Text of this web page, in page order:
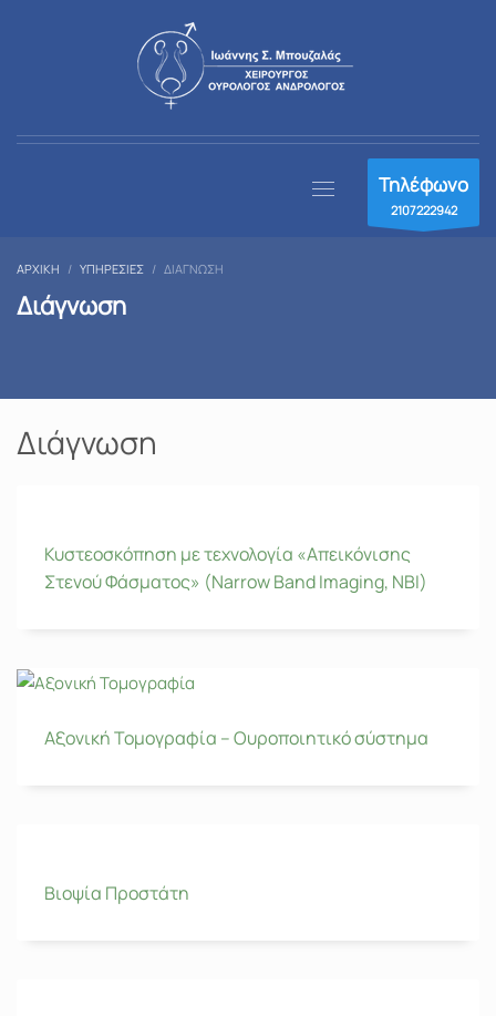
Τηλέφωνο
2107222942
ΑΡΧΙΚΉ ΥΠΗΡΕΣΊΕΣ ΔΙΆΓΝΩΣΗ
Διάγνωση
Διάγνωση
Κυστεοσκόπηση με τεχνολογία «Απεικόνισης
Στενού Φάσματος» (Narrow Band Imaging, NBI)
Αξονική Τομογραφία – Ουροποιητικό σύστημα
Βιοψία Προστάτη